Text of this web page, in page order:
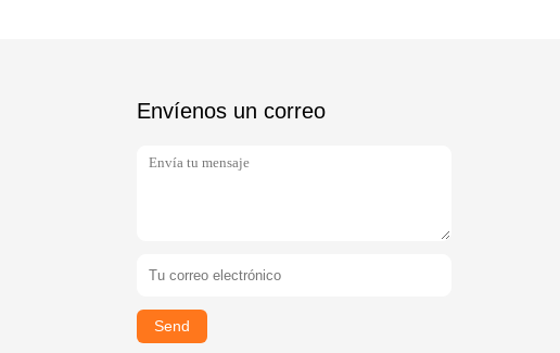
Envíenos un correo
Send